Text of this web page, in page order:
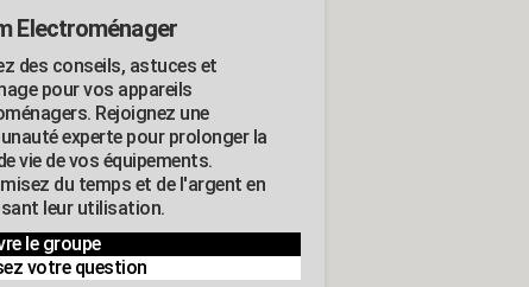
Electroménager
des conseils, astuces et
pour vos appareils
Rejoignez une
experte pour prolonger la
vie de vos équipements.
du temps et de l'argent en
leur utilisation.
le groupe
votre question